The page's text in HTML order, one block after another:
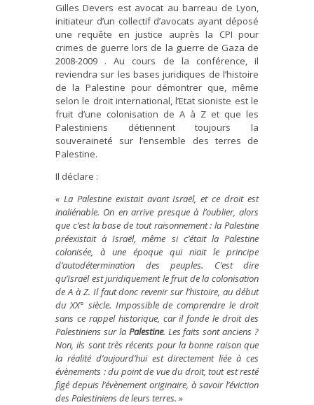
Gilles Devers est avocat au barreau de Lyon,
initiateur d’un collectif d’avocats ayant déposé
une requête en justice auprès la CPI pour
crimes de guerre lors de la guerre de Gaza de
2008-2009 . Au cours de la conférence, il
reviendra sur les bases juridiques de l’histoire
de la Palestine pour démontrer que, même
selon le droit international, l’Etat sioniste est le
fruit d’une colonisation de A à Z et que les
Palestiniens détiennent toujours la
souveraineté sur l’ensemble des terres de
Palestine.
Il déclare :
« La Palestine existait avant Israël, et ce droit est
inaliénable. On en arrive presque à l’oublier, alors
que c’est la base de tout raisonnement : la Palestine
préexistait à Israël, même si c’était la Palestine
colonisée, à une époque qui niait le principe
d’autodétermination des peuples. C’est dire
qu’Israël est juridiquement le fruit de la colonisation
de A à Z. Il faut donc revenir sur l’histoire, au début
du XX° siècle. Impossible de comprendre le droit
sans ce rappel historique, car il fonde le droit des
Palestiniens sur la Palestine. Les faits sont anciens ?
Non, ils sont très récents pour la bonne raison que
la réalité d’aujourd’hui est directement liée à ces
évènements : du point de vue du droit, tout est resté
figé depuis l’évènement originaire, à savoir l’éviction
des Palestiniens de leurs terres. »